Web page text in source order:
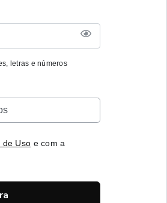
letras e números
de Uso e com a